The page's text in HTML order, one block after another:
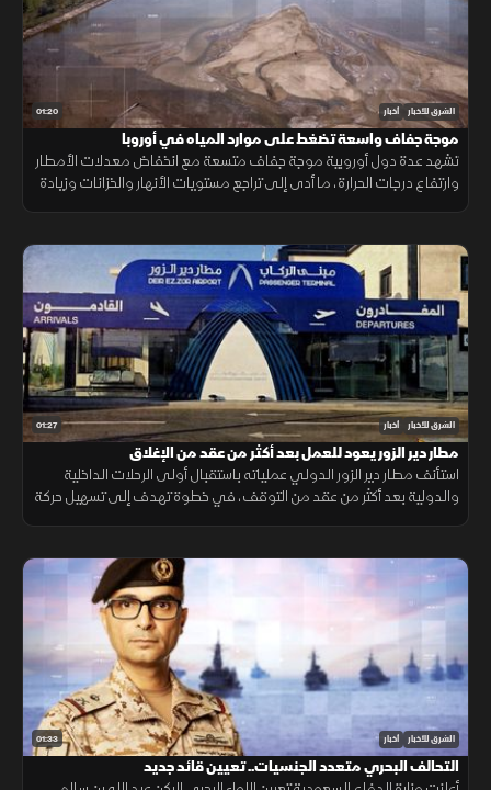
01:20 الشرق للأخبار أخبار
موجة جفاف واسعة تضغط على موارد المياه في أوروبا
تشهد عدة دول أوروبية موجة جفاف متسعة مع انخفاض معدلات الأمطار
وارتفاع درجات الحرارة، ما أدى إلى تراجع مستويات الأنهار والخزانات وزيادة
01:27 الشرق للأخبار أخبار
مطار دير الزور يعود للعمل بعد أكثر من عقد من الإغلاق
استأنف مطار دير الزور الدولي عملياته باستقبال أولى الرحلات الداخلية
والدولية بعد أكثر من عقد من التوقف، في خطوة تهدف إلى تسهيل حركة
01:33 الشرق للأخبار أخبار
التحالف البحري متعدد الجنسيات.. تعيين قائد جديد